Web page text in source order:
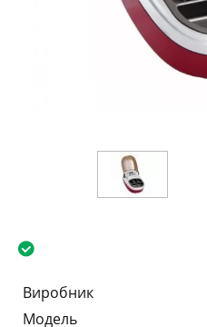
Виробник
Модель